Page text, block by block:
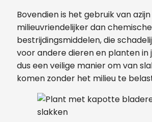
Bovendien is het gebruik van azijn
milieuvriendelijker dan chemische
bestrijdingsmiddelen, die
voor andere dieren en planten in
dus een veilige manier om van
komen zonder het milieu te